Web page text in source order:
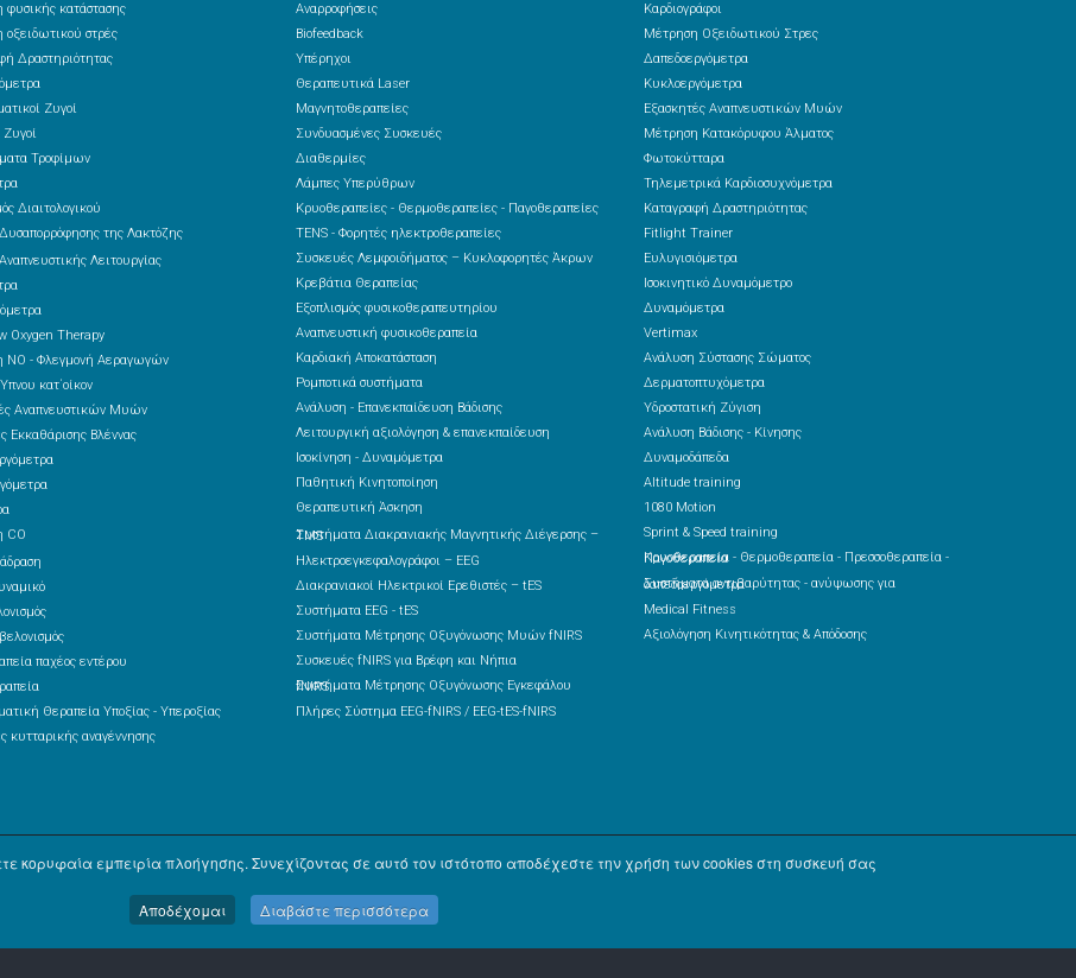
κατάστασης
στρές
Δραστηριότητας
Ζυγοί
Ζυγοί
Τροφίμων
Διαιτολογικού
της Λακτόζης
Λειτουργίας
Oxygen Therapy
NO - Φλεγμονή Αεραγωγών
κατ΄οίκον
Αναπνευστικών Μυών
Εκκαθάρισης Βλέννας
CO
παχέος εντέρου
Θεραπεία Υποξίας - Υπεροξίας
κυτταρικής αναγέννησης
Αναρροφήσεις
Biofeedback
Υπέρηχοι
Θεραπευτικά Laser
Μαγνητοθεραπείες
Συνδυασμένες Συσκευές
Διαθερμίες
Λάμπες Υπερύθρων
Κρυοθεραπείες - Θερμοθεραπείες - Παγοθεραπείες
TENS - Φορητές ηλεκτροθεραπείες
Συσκευές Λεμφοιδήματος – Κυκλοφορητές Άκρων
Κρεβάτια Θεραπείας
Εξοπλισμός φυσικοθεραπευτηρίου
Αναπνευστική φυσικοθεραπεία
Καρδιακή Αποκατάσταση
Ρομποτικά συστήματα
Ανάλυση - Επανεκπαίδευση Βάδισης
Λειτουργική αξιολόγηση & επανεκπαίδευση
Ισοκίνηση - Δυναμόμετρα
Παθητική Κινητοποίηση
Θεραπευτική Άσκηση
Συστήματα Διακρανιακής Μαγνητικής Διέγερσης – TMS
Ηλεκτροεγκεφαλογράφοι – EEG
Διακρανιακοί Ηλεκτρικοί Ερεθιστές – tES
Συστήματα EEG - tES
Συστήματα Μέτρησης Οξυγόνωσης Μυών fNIRS
Συσκευές fNIRS για Βρέφη και Νήπια
Συστήματα Μέτρησης Οξυγόνωσης Εγκεφάλου fNIRS
Πλήρες Σύστημα EEG-fNIRS / EEG-tES-fNIRS
Καρδιογράφοι
Μέτρηση Οξειδωτικού Στρες
Δαπεδοεργόμετρα
Κυκλοεργόμετρα
Εξασκητές Αναπνευστικών Μυών
Μέτρηση Κατακόρυφου Άλματος
Φωτοκύτταρα
Τηλεμετρικά Καρδιοσυχνόμετρα
Καταγραφή Δραστηριότητας
Fitlight Trainer
Ευλυγισιόμετρα
Ισοκινητικό Δυναμόμετρο
Δυναμόμετρα
Vertimax
Ανάλυση Σύστασης Σώματος
Δερματοπτυχόμετρα
Υδροστατική Ζύγιση
Ανάλυση Βάδισης - Κίνησης
Δυναμοδάπεδα
Altitude training
1080 Motion
Sprint & Speed training
Κρυοθεραπεία - Θερμοθεραπεία - Πρεσσοθεραπεία - Παγοθεραπεία
Συστήματα αντιβαρύτητας - ανύψωσης για δαπεδοεργόμετρα
Medical Fitness
Αξιολόγηση Κινητικότητας & Απόδοσης
κορυφαία εμπειρία πλοήγησης. Συνεχίζοντας σε αυτό τον ιστότοπο αποδέχεστε την χρήση των cookies στη συσκευή σας
Αποδέχομαι Διαβάστε περισσότερα